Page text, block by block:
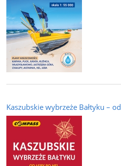
Kaszubskie wybrzeże Bałtyku –